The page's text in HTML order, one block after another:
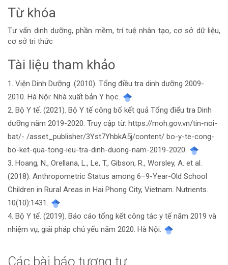
Từ khóa
Tư vấn dinh dưỡng, phần mềm, trí tuệ nhân tạo, cơ sở dữ liệu,
cơ sở tri thức
Chi
tiết
bài
viết
Tài liệu tham khảo
1. Viện Dinh Dưỡng. (2010). Tổng điều tra dinh dưỡng 2009-
2010. Hà Nội: Nhà xuất bản Y học.
2. Bộ Y tế. (2021). Bộ Y tế công bố kết quả Tổng điểu tra Dinh
dưỡng năm 2019-2020. Truy cập từ: https://moh.gov.vn/tin-noi-
bat/- /asset_publisher/3Yst7YhbkA5j/content/ bo-y-te-cong-
bo-ket-qua-tong-ieu-tra-dinh-duong-nam-2019-2020.
3. Hoang, N., Orellana, L., Le, T., Gibson, R., Worsley, A. et al.
(2018). Anthropometric Status among 6–9-Year-Old School
Children in Rural Areas in Hai Phong City, Vietnam. Nutrients.
10(10):1431.
4. Bộ Y tế. (2019). Báo cáo tổng kết công tác y tế năm 2019 và
nhiệm vụ, giải pháp chủ yếu năm 2020. Hà Nội.
Các bài báo tương tự